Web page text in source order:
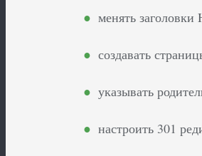
менять заголовки
создавать
указывать
настроить 301